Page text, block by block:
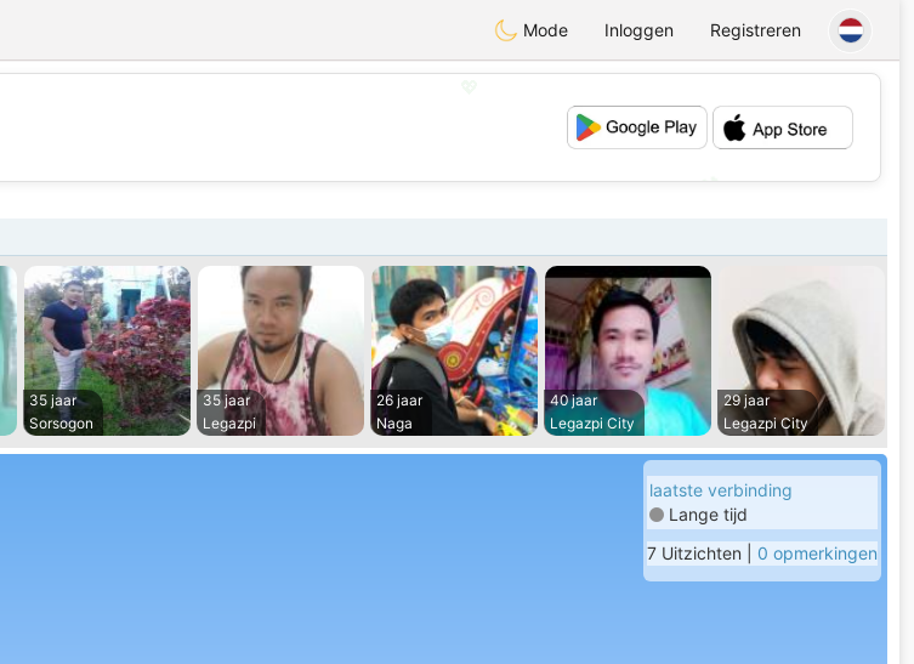
Mode Inloggen Registreren
💕
35 jaar
Sorsogon
35 jaar
Legazpi
26 jaar
Naga
40 jaar
Legazpi City
29 jaar
Legazpi City
laatste verbinding
Lange tijd
7 Uitzichten | 0 opmerkingen